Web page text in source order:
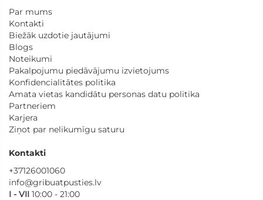
Par mums
Kontakti
Biežāk uzdotie jautājumi
Blogs
Noteikumi
Pakalpojumu piedāvājumu izvietojums
Konfidencialitātes politika
Amata vietas kandidātu personas datu politika
Partneriem
Karjera
Ziņot par nelikumīgu saturu
Kontakti
+37126001060
info@gribuatpusties.lv
I - VII 10:00 - 21:00